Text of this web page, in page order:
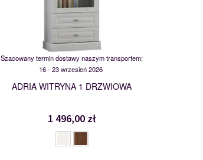
Szacowany termin dostawy naszym transportem:
16 - 23 wrzesień 2026
ADRIA WITRYNA 1 DRZWIOWA
1 496,00 zł